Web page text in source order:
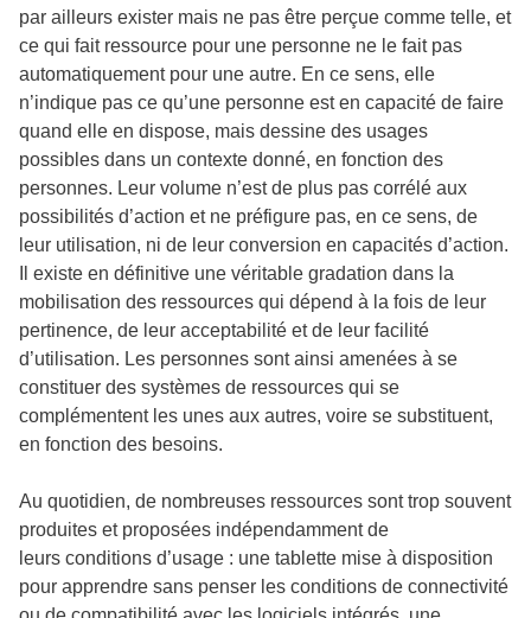
par ailleurs exister mais ne pas être perçue comme telle, et
ce qui fait ressource pour une personne ne le fait pas
automatiquement pour une autre. En ce sens, elle
n’indique pas ce qu’une personne est en capacité de faire
quand elle en dispose, mais dessine des usages
possibles dans un contexte donné, en fonction des
personnes. Leur volume n’est de plus pas corrélé aux
possibilités d’action et ne préfigure pas, en ce sens, de
leur utilisation, ni de leur conversion en capacités d’action.
Il existe en définitive une véritable gradation dans la
mobilisation des ressources qui dépend à la fois de leur
pertinence, de leur acceptabilité et de leur facilité
d’utilisation. Les personnes sont ainsi amenées à se
constituer des systèmes de ressources qui se
complémentent les unes aux autres, voire se substituent,
en fonction des besoins.
Au quotidien, de nombreuses ressources sont trop souvent
produites et proposées indépendamment de
leurs conditions d’usage : une tablette mise à disposition
pour apprendre sans penser les conditions de connectivité